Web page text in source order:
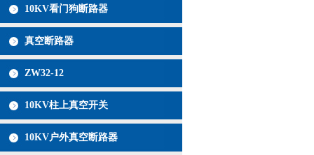
10KV看门狗断路器
真空断路器
ZW32-12
10KV柱上真空开关
10KV户外真空断路器